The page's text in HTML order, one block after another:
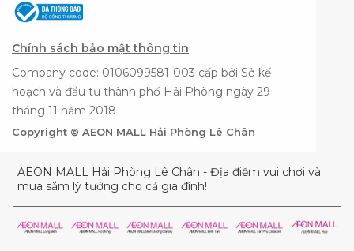
Chính sách bảo mật thông tin
Company code: 0106099581-003 cấp bởi Sở kế
hoạch và đầu tư thành phố Hải Phòng ngày 29
tháng 11 năm 2018
Copyright © AEON MALL Hải Phòng Lê Chân
AEON MALL Hải Phòng Lê Chân - Địa điểm vui chơi và
mua sắm lý tưởng cho cả gia đình!